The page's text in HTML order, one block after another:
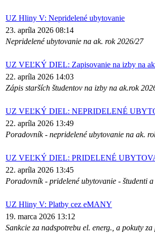
UZ Hliny V: Nepridelené ubytovanie
23. apríla 2026 08:14
Nepridelené ubytovanie na ak. rok 2026/27
UZ VEĽKÝ DIEL: Zapisovanie na izby na
22. apríla 2026 14:03
Zápis starších študentov na izby na ak.rok
UZ VEĽKÝ DIEL: NEPRIDELENÉ
22. apríla 2026 13:49
Poradovník - nepridelené ubytovanie na ak.
UZ VEĽKÝ DIEL: PRIDELENÉ
22. apríla 2026 13:45
Poradovník - pridelené ubytovanie - študenti
UZ Hliny V: Platby cez eMANY
19. marca 2026 13:12
Sankcie za nadspotrebu el. energ., a pokuty